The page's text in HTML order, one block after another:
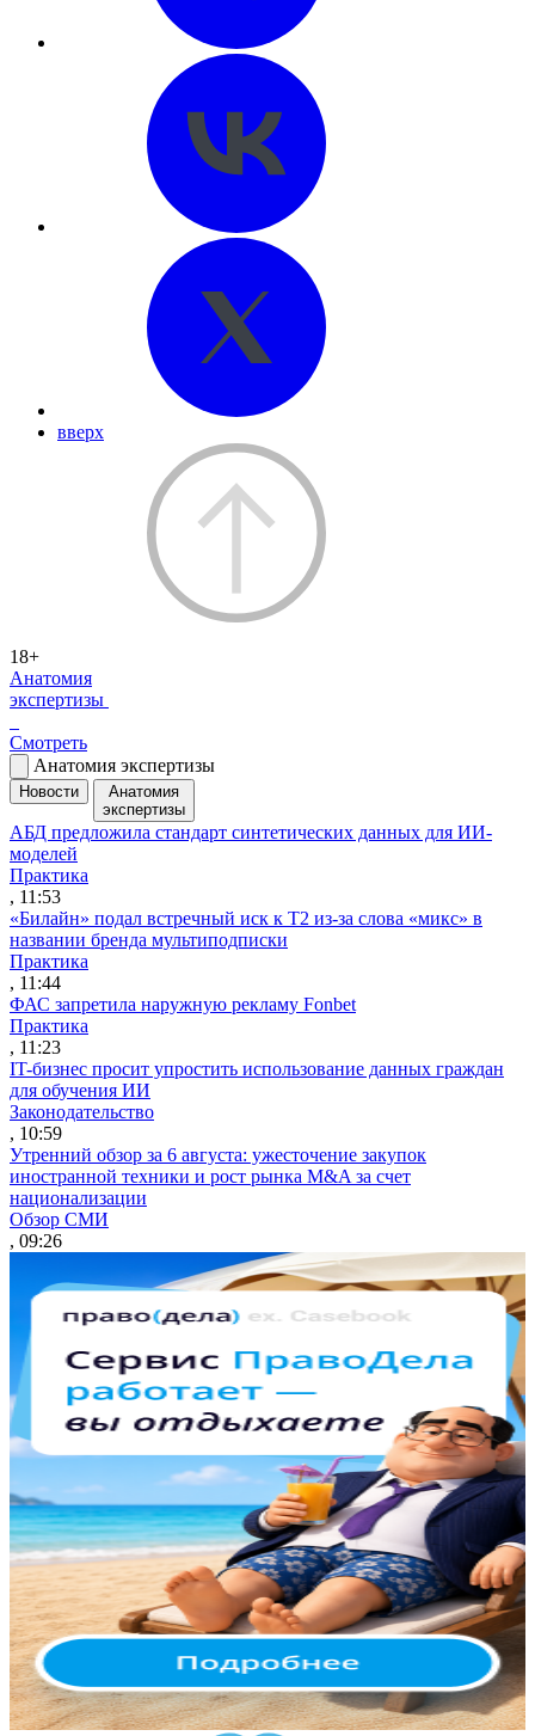
вверх
18+
Анатомия
экспертизы
Смотреть
Анатомия экспертизы
Новости
Анатомия
экспертизы
АБД предложила стандарт синтетических данных для ИИ-
моделей
Практика
, 11:53
«Билайн» подал встречный иск к Т2 из-за слова «микс» в
названии бренда мультиподписки
Практика
, 11:44
ФАС запретила наружную рекламу Fonbet
Практика
, 11:23
IT-бизнес просит упростить использование данных граждан
для обучения ИИ
Законодательство
, 10:59
Утренний обзор за 6 августа: ужесточение закупок
иностранной техники и рост рынка M&A за счет
национализации
Обзор СМИ
, 09:26